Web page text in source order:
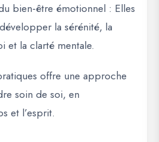
bien-être émotionnel : Elles
la sérénité, la
et la clarté mentale.
offre une approche
soin de soi, en
et l’esprit.